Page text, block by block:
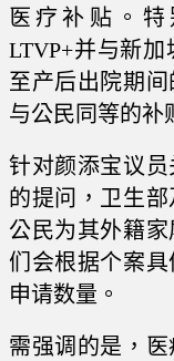
医疗补贴。
LTVP+并与新
至产后出院期
与公民同等的补
针对颜添宝议
的提问，卫生
公民为其外籍
们会根据个案
申请数量。
需强调的是，